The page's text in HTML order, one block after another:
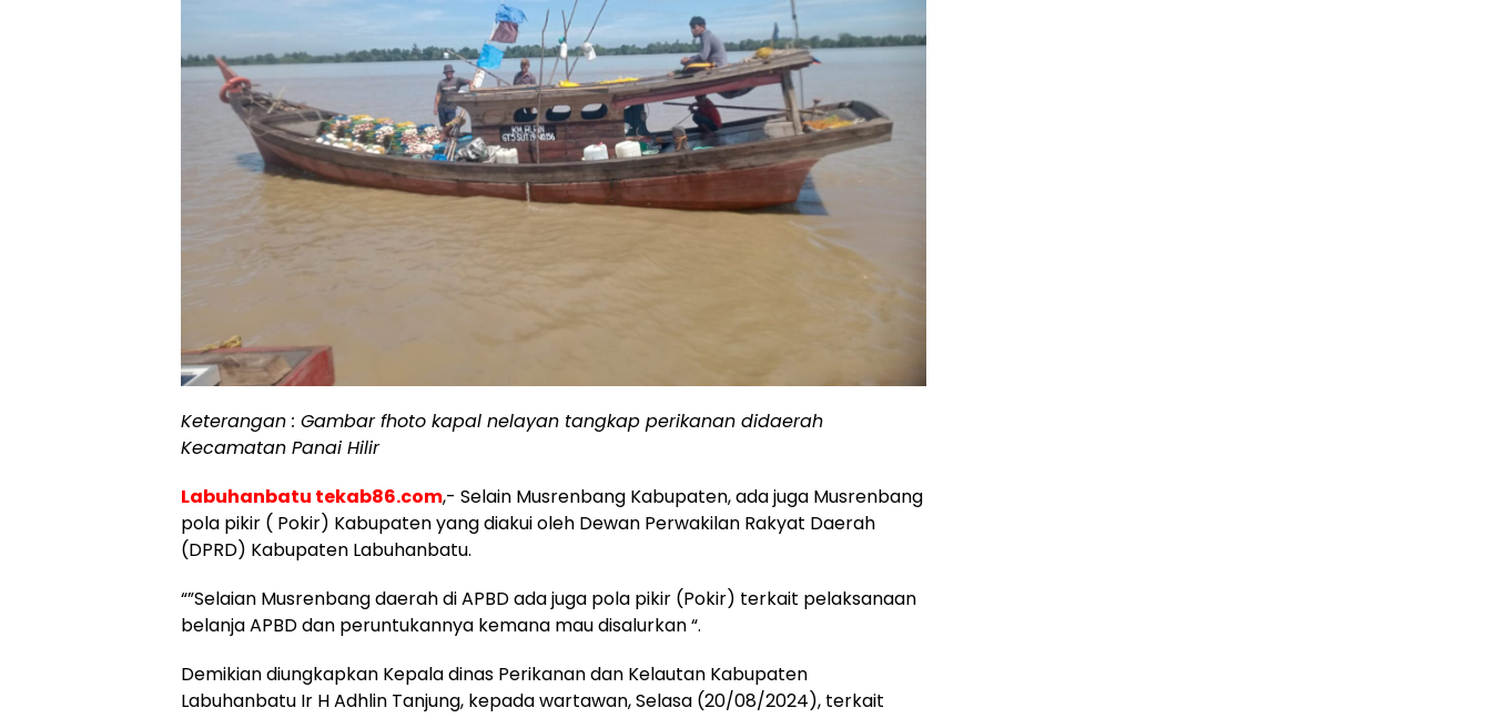
Keterangan : Gambar fhoto kapal nelayan tangkap perikanan didaerah
Kecamatan Panai Hilir
Labuhanbatu tekab86.com,- Selain Musrenbang Kabupaten, ada juga Musrenbang
pola pikir ( Pokir) Kabupaten yang diakui oleh Dewan Perwakilan Rakyat Daerah
(DPRD) Kabupaten Labuhanbatu.
“”Selaian Musrenbang daerah di APBD ada juga pola pikir (Pokir) terkait pelaksanaan
belanja APBD dan peruntukannya kemana mau disalurkan “.
Demikian diungkapkan Kepala dinas Perikanan dan Kelautan Kabupaten
Labuhanbatu Ir H Adhlin Tanjung, kepada wartawan, Selasa (20/08/2024), terkait